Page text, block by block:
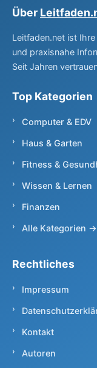
Über
Leitfaden.net ist
und praxisnahe
Seit Jahren
Top Kategorien
Computer & EDV
Haus & Garten
Fitness &
Wissen & Lernen
Finanzen
Alle Kategorien →
Rechtliches
Impressum
Kontakt
Autoren